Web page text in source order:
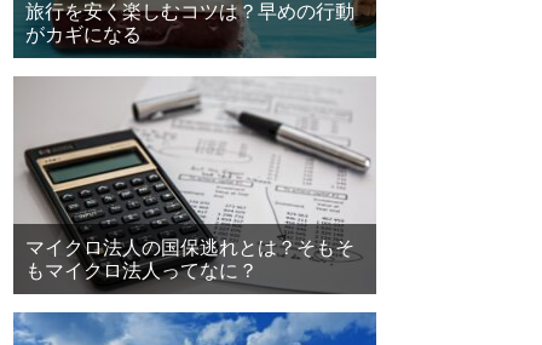
旅行を安く楽しむコツは？早めの行動
がカギになる
マイクロ法人の国保逃れとは？そもそ
もマイクロ法人ってなに？